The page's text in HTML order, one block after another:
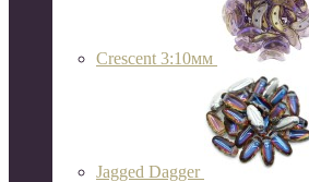
Crescent 3:10мм
Jagged Dagger